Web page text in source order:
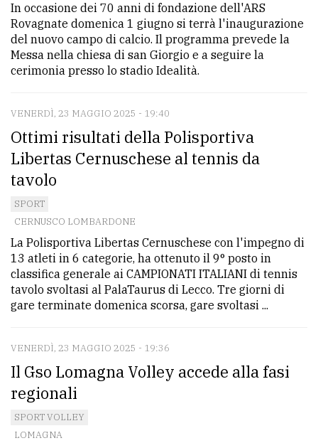
In occasione dei 70 anni di fondazione dell'ARS
Rovagnate domenica 1 giugno si terrà l'inaugurazione
del nuovo campo di calcio. Il programma prevede la
Messa nella chiesa di san Giorgio e a seguire la
cerimonia presso lo stadio Idealità.
VENERDÌ, 23 MAGGIO 2025 - 19:40
Ottimi risultati della Polisportiva
Libertas Cernuschese al tennis da
tavolo
SPORT
CERNUSCO LOMBARDONE
La Polisportiva Libertas Cernuschese con l'impegno di
13 atleti in 6 categorie, ha ottenuto il 9° posto in
classifica generale ai CAMPIONATI ITALIANI di tennis
tavolo svoltasi al PalaTaurus di Lecco. Tre giorni di
gare terminate domenica scorsa, gare svoltasi ...
VENERDÌ, 23 MAGGIO 2025 - 19:36
Il Gso Lomagna Volley accede alla fasi
regionali
SPORT VOLLEY
LOMAGNA